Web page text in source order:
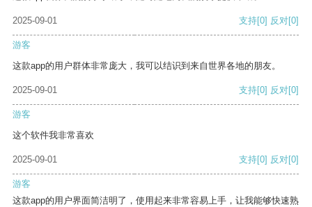
2025-09-01 支持[0] 反对[0]
游客
这款app的用户群体非常庞大，我可以结识到来自世界各地的朋友。
2025-09-01 支持[0] 反对[0]
游客
这个软件我非常喜欢
2025-09-01 支持[0] 反对[0]
游客
这款app的用户界面简洁明了，使用起来非常容易上手，让我能够快速熟